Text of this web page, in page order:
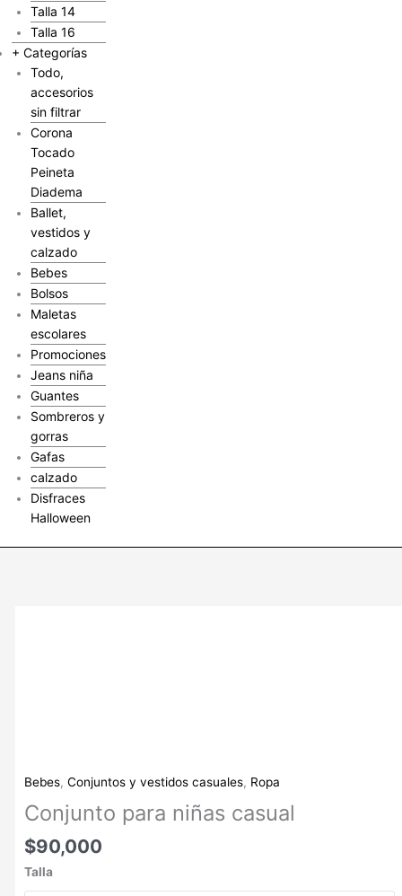
Talla 14
Talla 16
+ Categorías
Todo,
accesorios
sin filtrar
Corona
Tocado
Peineta
Diadema
Ballet,
vestidos y
calzado
Bebes
Bolsos
Maletas
escolares
Promociones
Jeans niña
Guantes
Sombreros y
gorras
Gafas
calzado
Disfraces
Halloween
Bebes,Conjuntos y vestidos casuales, Ropa
Conjunto para niñas casual
$90,000
Talla